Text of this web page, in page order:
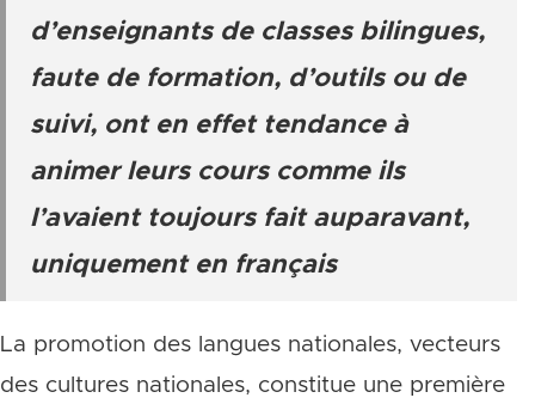
d’enseignants de classes bilingues,
faute de formation, d’outils ou de
suivi, ont en effet tendance à
animer leurs cours comme ils
l’avaient toujours fait auparavant,
uniquement en français
La promotion des langues nationales, vecteurs
des cultures nationales, constitue une première